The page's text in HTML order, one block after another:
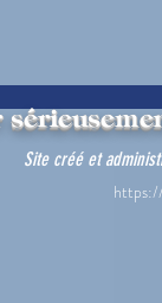
Site créé et